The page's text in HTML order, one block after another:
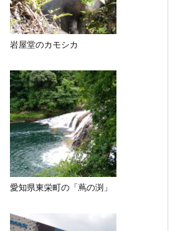
岩屋堂のカモシカ
愛知県東栄町の「蔦の渕」